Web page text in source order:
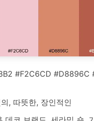
#F2C6CD #D8896C
, 따뜻한, 장인적인